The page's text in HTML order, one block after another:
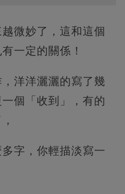
微妙了，這和這個
一定的關係！
洋洋灑灑的寫了幾
個「收到」，有的
字，你輕描淡寫一